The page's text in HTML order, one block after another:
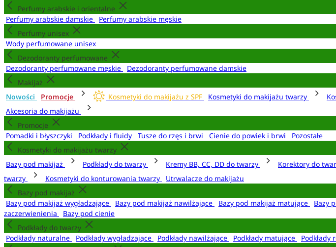
Perfumy arabskie i orientalne
Perfumy arabskie damskie
Perfumy arabskie męskie
Perfumy unisex
Wody perfumowane unisex
Dezodoranty perfumowane
Dezodoranty perfumowane męskie
Dezodoranty perfumowane damskie
Makijaż
Nowości
Promocje Kosmetyki do makijażu z SPF Kosmetyki do makijażu twarzy
Akcesoria do makijażu
Promocje
Pomadki i błyszczyki
Podkłady i fluidy Tusze do rzęs i brwi Cienie do powiek i brwi
Pozostałe
Kosmetyki do makijażu twarzy
Bazy pod makijaż
Podkłady do twarzy Kremy BB, CC, DD do twarzy Korektory do
twarzy
Kosmetyki do konturowania twarzy
Utrwalacze do makijażu
Bazy pod makijaż
Bazy pod makijaż wygładzające
Bazy pod makijaż nawilżające Bazy pod makijaż matujące Bazy
zaczerwienienia
Bazy pod cienie
Podkłady do twarzy
Podkłady naturalne
Podkłady wygładzające Podkłady nawilżające Podkłady matujące Podkłady